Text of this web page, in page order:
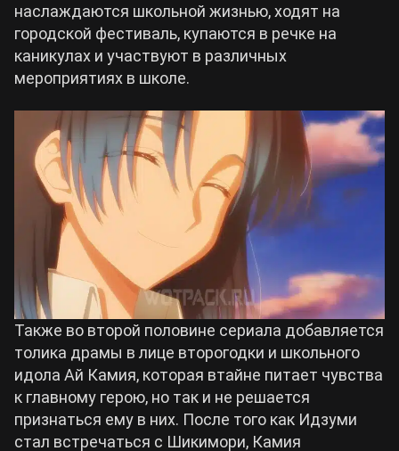
наслаждаются школьной жизнью, ходят на
городской фестиваль, купаются в речке на
каникулах и участвуют в различных
мероприятиях в школе.
Также во второй половине сериала добавляется
толика драмы в лице второгодки и школьного
идола Ай Камия, которая втайне питает чувства
к главному герою, но так и не решается
признаться ему в них. После того как Идзуми
стал встречаться с Шикимори, Камия